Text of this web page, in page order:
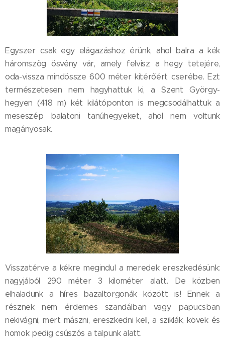
Egyszer csak egy elágazáshoz érünk, ahol balra a kék
háromszög ösvény vár, amely felvisz a hegy tetejére,
oda-vissza mindössze 600 méter kitérőért cserébe. Ezt
természetesen nem hagyhattuk ki, a Szent György-
hegyen (418 m) két kilátóponton is megcsodálhattuk a
meseszép balatoni tanúhegyeket, ahol nem voltunk
magányosak.
Visszatérve a kékre megindul a meredek ereszkedésünk:
nagyjából 290 méter 3 kilométer alatt. De közben
elhaladunk a híres bazaltorgonák között is! Ennek a
résznek nem érdemes szandálban vagy papucsban
nekivágni, mert mászni, ereszkedni kell, a sziklák, kövek és
homok pedig csúszós a talpunk alatt.